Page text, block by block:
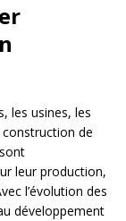
les usines, les
construction de
leur production,
l’évolution des
développement